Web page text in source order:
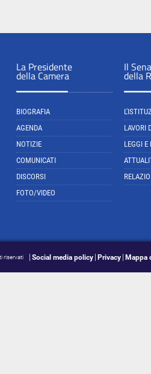
La Presidente
della Camera
BIOGRAFIA
AGENDA
NOTIZIE
COMUNICATI
DISCORSI
FOTO/VIDEO
Il
della
LAVORI
LEGGI E
riservati Social media policy Privacy Mappa